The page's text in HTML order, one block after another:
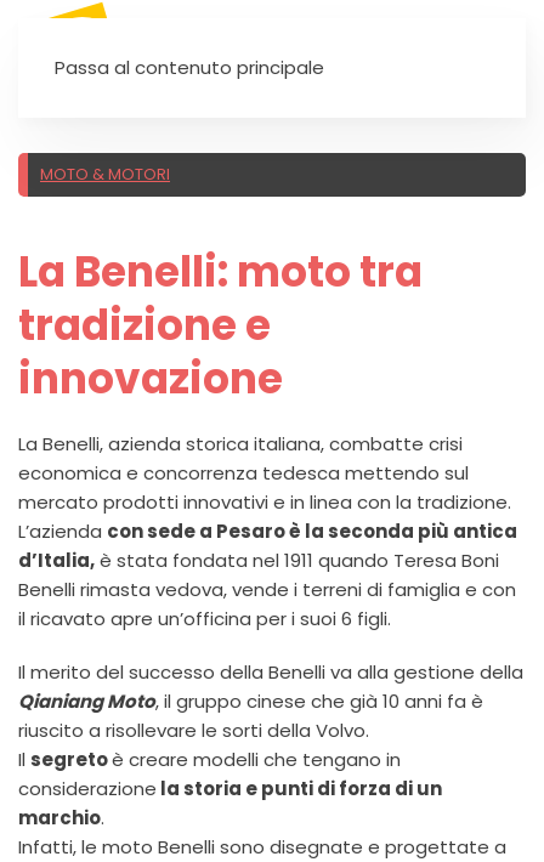
Passa al contenuto principale
MOTO & MOTORI
La Benelli: moto tra
tradizione e
innovazione
La Benelli, azienda storica italiana, combatte crisi
economica e concorrenza tedesca mettendo sul
mercato prodotti innovativi e in linea con la tradizione.
L’azienda con sede a Pesaro è la seconda più antica
d’Italia,è stata fondata nel 1911 quando Teresa Boni
Benelli rimasta vedova, vende i terreni di famiglia e con
il ricavato apre un’officina per i suoi 6 figli.
Il merito del successo della Benelli va alla gestione della
Qianiang Moto, il gruppo cinese che già 10 anni fa è
riuscito a risollevare le sorti della Volvo.
Il segretoè creare modelli che tengano in
considerazione la storia e punti di forza di un
marchio.
Infatti, le moto Benelli sono disegnate e progettate a